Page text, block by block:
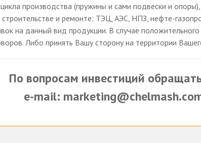
производства (пружины и сами подвески и
строительстве и ремонте: ТЭЦ, АЭС, НПЗ, нефте-
на данный вид продукции. В случае
Либо принять Вашу сторону на территории
По вопросам инвестиций
e-mail: